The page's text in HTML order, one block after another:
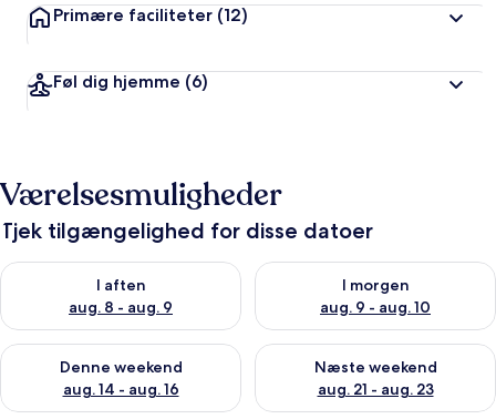
Primære faciliteter (12)
Føl dig hjemme (6)
Værelsesmuligheder
Tjek tilgængelighed for disse datoer
I aften
aug. 8 - aug. 9
Tjek tilgængelighed for i aften aug. 8 - aug. 9
I morgen
aug. 9 - aug. 10
Tjek tilgængelighed for i
Denne weekend
aug. 14 - aug. 16
Tjek tilgængelighed for denne weekend aug. 14 - aug. 16
Næste weekend
aug. 21 - aug. 23
Tjek tilgængelighed for næste